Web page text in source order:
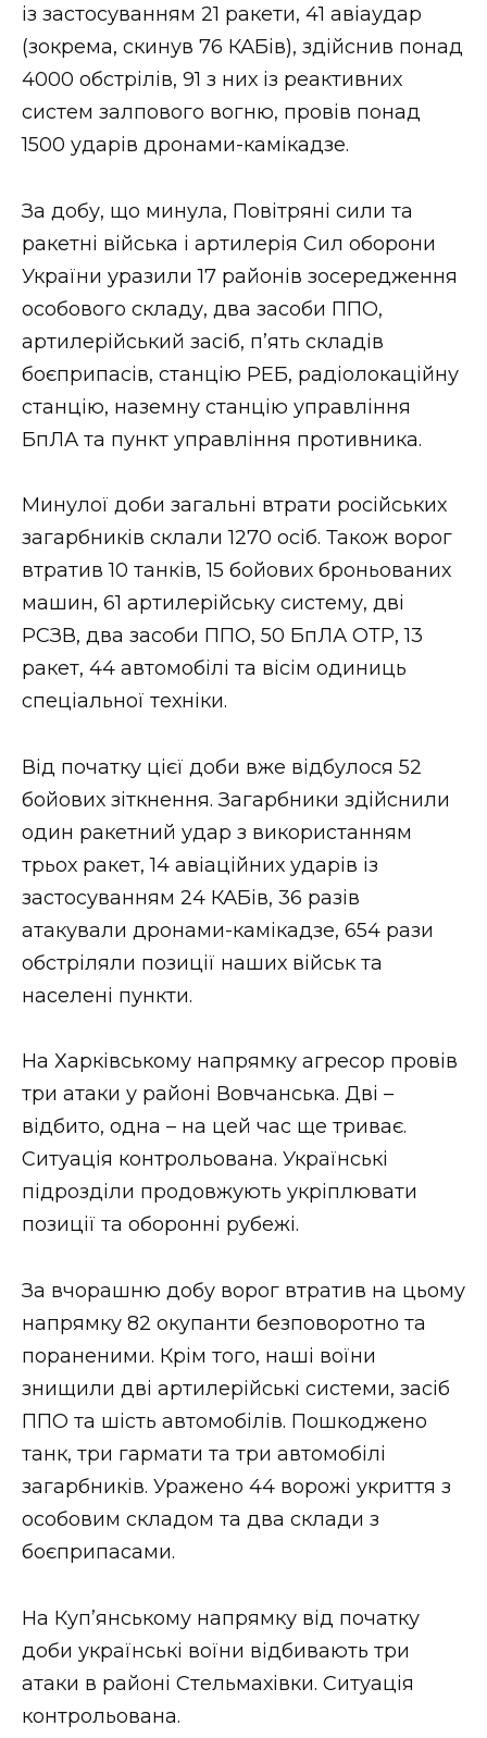
із застосуванням 21 ракети, 41 авіаудар
(зокрема, скинув 76 КАБів), здійснив понад
4000 обстрілів, 91 з них із реактивних
систем залпового вогню, провів понад
1500 ударів дронами-камікадзе.
За добу, що минула, Повітряні сили та
ракетні війська і артилерія Сил оборони
України уразили 17 районів зосередження
особового складу, два засоби ППО,
артилерійський засіб, п’ять складів
боєприпасів, станцію РЕБ, радіолокаційну
станцію, наземну станцію управління
БпЛА та пункт управління противника.
Минулої доби загальні втрати російських
загарбників склали 1270 осіб. Також ворог
втратив 10 танків, 15 бойових броньованих
машин, 61 артилерійську систему, дві
РСЗВ, два засоби ППО, 50 БпЛА ОТР, 13
ракет, 44 автомобілі та вісім одиниць
спеціальної техніки.
Від початку цієї доби вже відбулося 52
бойових зіткнення. Загарбники здійснили
один ракетний удар з використанням
трьох ракет, 14 авіаційних ударів із
застосуванням 24 КАБів, 36 разів
атакували дронами-камікадзе, 654 рази
обстріляли позиції наших військ та
населені пункти.
На Харківському напрямку агресор провів
три атаки у районі Вовчанська. Дві –
відбито, одна – на цей час ще триває.
Ситуація контрольована. Українські
підрозділи продовжують укріплювати
позиції та оборонні рубежі.
За вчорашню добу ворог втратив на цьому
напрямку 82 окупанти безповоротно та
пораненими. Крім того, наші воїни
знищили дві артилерійські системи, засіб
ППО та шість автомобілів. Пошкоджено
танк, три гармати та три автомобілі
загарбників. Уражено 44 ворожі укриття з
особовим складом та два склади з
боєприпасами.
На Куп’янському напрямку від початку
доби українські воїни відбивають три
атаки в районі Стельмахівки. Ситуація
контрольована.